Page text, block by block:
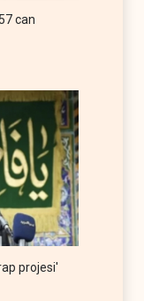
can
projesi'